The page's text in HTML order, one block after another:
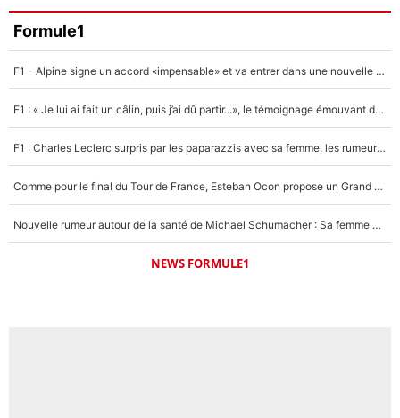
Faris Moumbagna
5%
Un autre joueur
5%
Formule1
F1 - Alpine signe un accord «impensable» et va entrer dans une nouvelle dimension : Grande nouvelle pour Pierre Gasly !
F1 : « Je lui ai fait un câlin, puis j’ai dû partir...», le témoignage émouvant de Max Verstappen sur sa fille
F1 : Charles Leclerc surpris par les paparazzis avec sa femme, les rumeurs étaient vraies !
Comme pour le final du Tour de France, Esteban Ocon propose un Grand Prix de Formule 1 à Paris : «Autour de l’Arc de Triomphe, ce serait génial» !
Nouvelle rumeur autour de la santé de Michael Schumacher : Sa femme Corinna sort du silence
NEWS FORMULE1